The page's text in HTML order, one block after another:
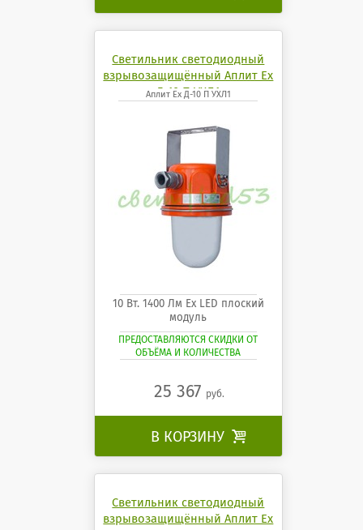
Светильник светодиодный
взрывозащищённый Аплит Ех
Д-10 П УХЛ1
Аплит Ех Д-10 П УХЛ1
10 Вт. 1400 Лм Ех LED плоский
модуль
ПРЕДОСТАВЛЯЮТСЯ СКИДКИ ОТ
ОБЪЁМА И КОЛИЧЕСТВА
25 367 руб.
В КОРЗИНУ 
Светильник светодиодный
взрывозащищённый Аплит Ех